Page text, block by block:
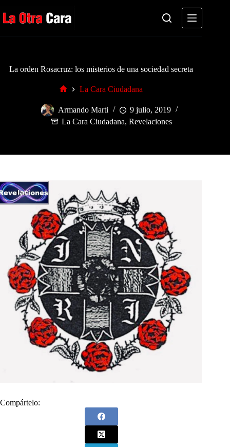
al
contenido
La orden Rosacruz: los misterios de una sociedad secreta
La Cara Ciudadana
Armando Marti
9 julio, 2019
La Cara Ciudadana, Revelaciones
Compártelo: